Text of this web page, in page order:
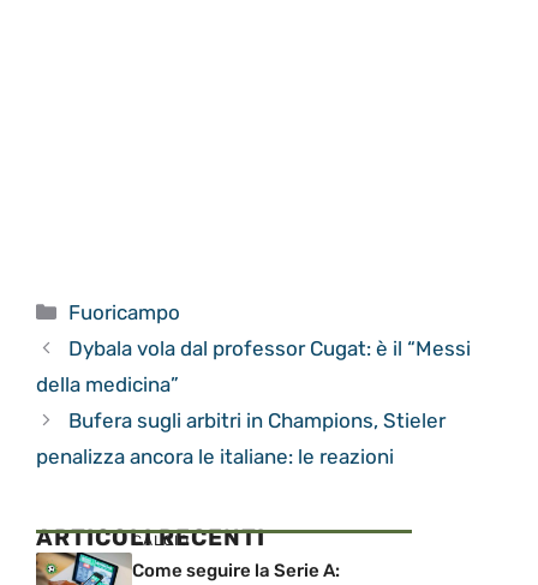
Categorie
Fuoricampo
Dybala vola dal professor Cugat: è il “Messi
della medicina”
Bufera sugli arbitri in Champions, Stieler
penalizza ancora le italiane: le reazioni
ARTICOLI RECENTI
CALCIO
Come seguire la Serie A: